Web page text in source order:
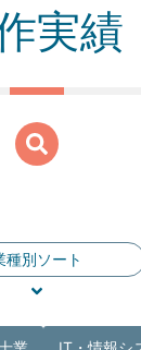
実績
種別ソート